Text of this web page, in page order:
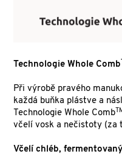
Technologie Whole Comb
Při výrobě pravého
každá buňka plástve a
Technologie Whole Comb
včelí vosk a nečistoty (za
Včelí chléb,